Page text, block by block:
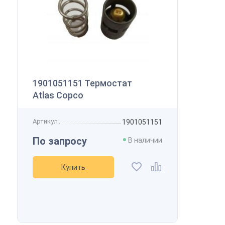
1901051151 Термостат
Atlas Copco
Артикул 1901051151
По запросу В наличии
Купить